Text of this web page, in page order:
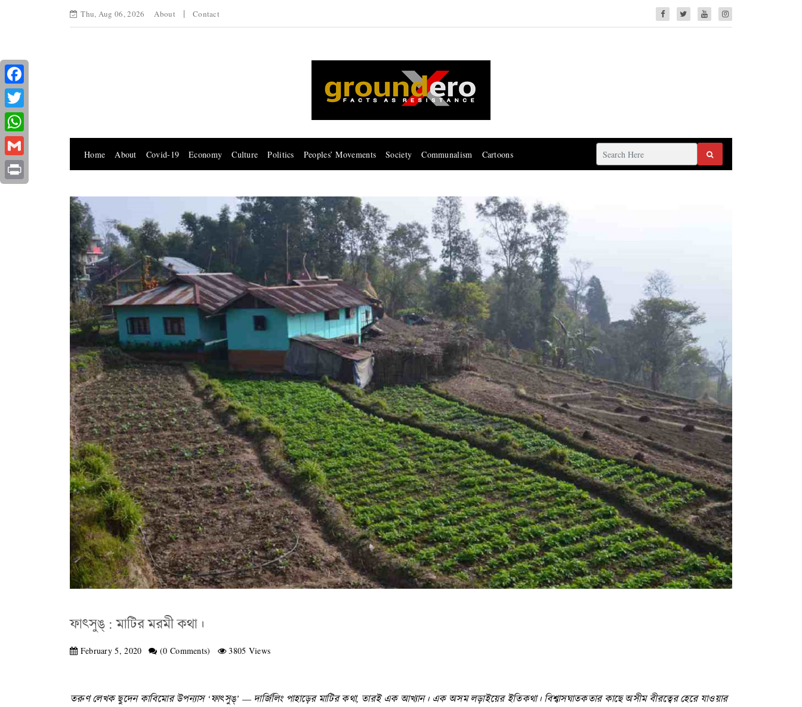
Thu, Aug 06, 2026 About Contact
Home About Covid-19 Economy Culture Politics Peoples’ Movements Society Communalism Cartoons
ফাৎসুঙ্ : মাটির মরমী কথা।
February 5, 2020 (0 Comments) 3805 Views
তরুণলেখকছুদেনকাবিমোরউপন্যাস ‘ফাৎসুঙ্’ — দার্জিলিং পাহাড়েরমাটিরকথা, তারইএক আখ্যান। একঅসমলড়াইয়েরইতিকথা। বিশ্বাসঘাতকতারকাছেঅসীমবীরত্বেরহেরেযাওয়ার
Facebook
Twitter
WhatsApp
Gmail